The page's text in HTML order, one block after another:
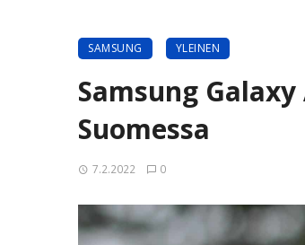
SAMSUNG YLEINEN
Samsung
Suomessa
7.2.2022 0